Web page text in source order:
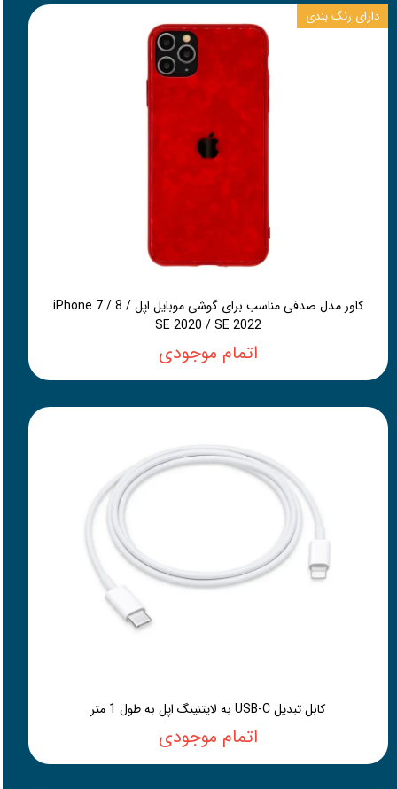
کاور مدل صدفی مناسب برای گوشی موبایل اپل iPhone 7 / 8 /
SE 2020 / SE 2022
اتمام موجودی
دارای رنگ بندی
کابل تبدیل USB-C به لایتنینگ اپل به طول 1 متر
اتمام موجودی